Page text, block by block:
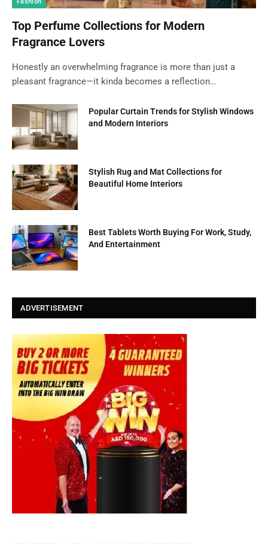
Fashion
Top Perfume Collections for Modern
Fragrance Lovers
Honestly an overwhelming fragrance is more than just a
pleasant fragrance—it kinda becomes a reflection…
Popular Curtain Trends for Stylish Windows
and Modern Interiors
Stylish Rug and Mat Collections for
Beautiful Home Interiors
Best Tablets Worth Buying For Work, Study,
And Entertainment
ADVERTISEMENT